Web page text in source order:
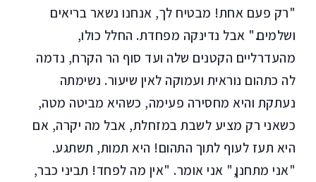
"רק פעם אחת! מבטיח לך, אנחנו נשאר בריאים
ושלמים." אבל נדינקה מפחדת. החלל כולו,
מהעדרליים הקטנים שלה ועד סוף הר הקרח, נדמה
לה כתהום נוראית ועמוקה לאין שיעור. נשימתה
נעתקת והיא מחסירה פעימה, כשהיא מביטה מטה,
כשאני רק מציע לשבת במזחלת, אבל מה יקרה, אם
היא תעז לעוף לתוך התהום! היא תמות, תשתגע.
"אני מתחנן," אני אומר. "אין מה לפחד! תביני כבר,